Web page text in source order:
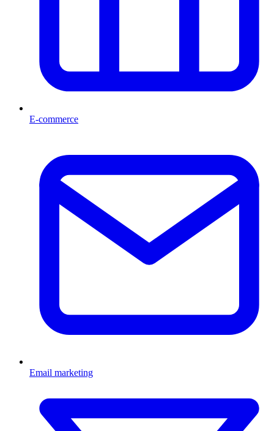
E-commerce
Email marketing